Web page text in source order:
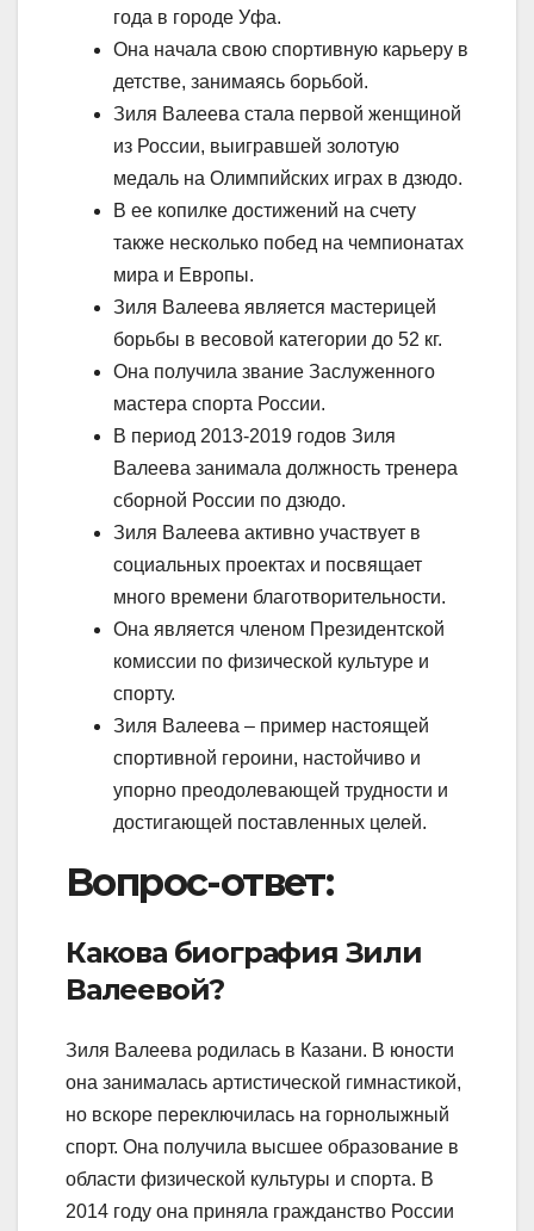
года в городе Уфа.
Она начала свою спортивную карьеру в
детстве, занимаясь борьбой.
Зиля Валеева стала первой женщиной
из России, выигравшей золотую
медаль на Олимпийских играх в дзюдо.
В ее копилке достижений на счету
также несколько побед на чемпионатах
мира и Европы.
Зиля Валеева является мастерицей
борьбы в весовой категории до 52 кг.
Она получила звание Заслуженного
мастера спорта России.
В период 2013-2019 годов Зиля
Валеева занимала должность тренера
сборной России по дзюдо.
Зиля Валеева активно участвует в
социальных проектах и посвящает
много времени благотворительности.
Она является членом Президентской
комиссии по физической культуре и
спорту.
Зиля Валеева – пример настоящей
спортивной героини, настойчиво и
упорно преодолевающей трудности и
достигающей поставленных целей.
Вопрос-ответ:
Какова биография Зили
Валеевой?
Зиля Валеева родилась в Казани. В юности
она занималась артистической гимнастикой,
но вскоре переключилась на горнолыжный
спорт. Она получила высшее образование в
области физической культуры и спорта. В
2014 году она приняла гражданство России